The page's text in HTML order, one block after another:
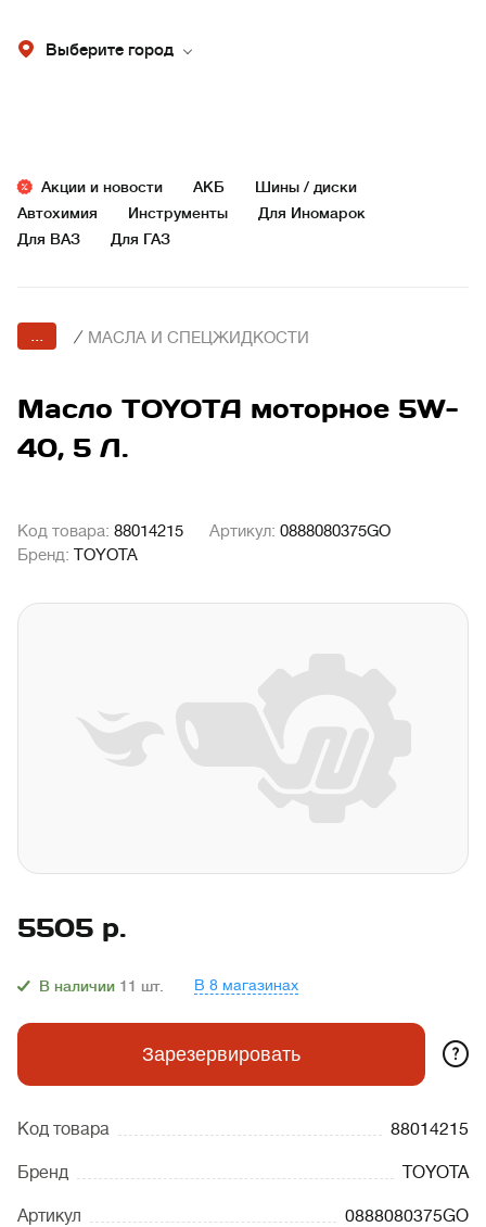
Выберите город
Акции и новости АКБ
Шины / диски
Автохимия
Инструменты
Для Иномарок
Для ВАЗ
Для ГАЗ
... / МАСЛА И СПЕЦЖИДКОСТИ
Масло TOYOTA моторное 5W-
40, 5 Л.
Код товара: 88014215 Артикул: 0888080375GO
Бренд: TOYOTA
5505 р.
В наличии 11 шт. В 8 магазинах
Зарезервировать ?
Код товара 88014215
Бренд TOYOTA
Артикул 0888080375GO